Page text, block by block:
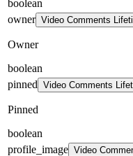
boolean
owner Video Comments
Owner
boolean
pinned Video Comments
Pinned
boolean
profile_image Video